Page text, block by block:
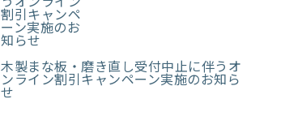
木製まな板・磨き直し受付中止に伴うオ
ンライン割引キャンペーン実施のお知ら
せ